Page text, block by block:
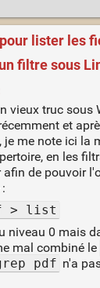
lister les
filtre sous
vieux truc sous
et
je me note ici la
en les
afin de pouvoir
> list
niveau 0 mais
mal combiné le
pdf n'a